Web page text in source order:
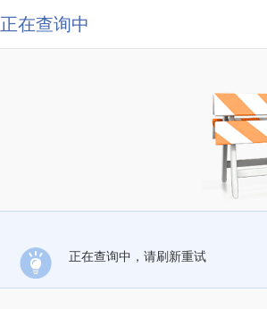
正在查询中
正在查询中，请刷新重试